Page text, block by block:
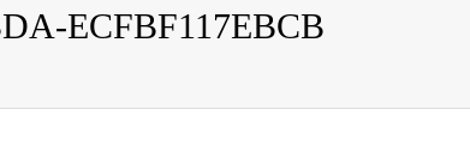
ECFBF117EBCB